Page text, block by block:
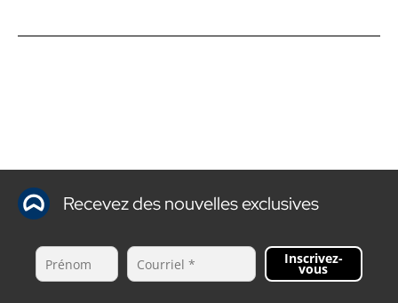
Recevez des nouvelles exclusives
Inscrivez-
vous